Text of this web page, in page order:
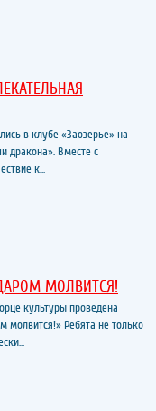
в клубе «Заозерье» на
дракона». Вместе с
к...
МОЛВИТСЯ!
культуры проведена
молвится!» Ребята не только